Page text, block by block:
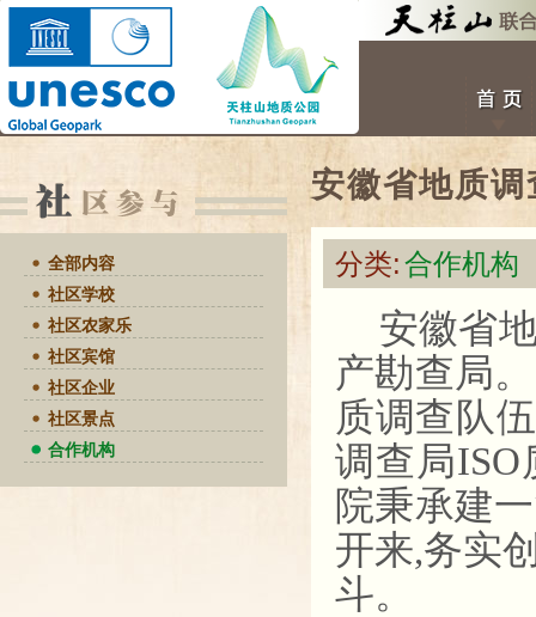
全部内容
社区学校
社区农家乐
社区宾馆
社区企业
社区景点
合作机构
安徽省地质调
分类:合作机构
安徽省
产勘查局
质调查队
调查局
院秉承建
开来,务实
斗。